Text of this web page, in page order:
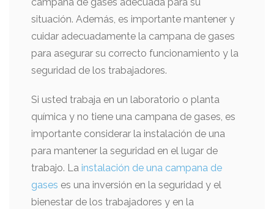
situación. Además, es importante mantener y
cuidar adecuadamente la campana de gases
para asegurar su correcto funcionamiento y la
seguridad de los trabajadores.
Si usted trabaja en un laboratorio o planta
química y no tiene una campana de gases, es
importante considerar la instalación de una
para mantener la seguridad en el lugar de
trabajo. La instalación de una campana de
gases es una inversión en la seguridad y el
bienestar de los trabajadores y en la